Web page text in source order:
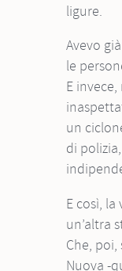
ligure.
Avevo già in mente la trama, i luoghi,
le
E
un
di
E così, la vicenda ha preso tutta
un’altra
Che,
Nuova -